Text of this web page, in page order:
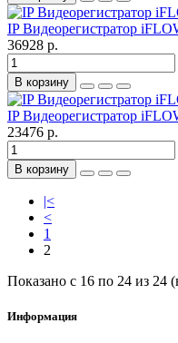
IP Видеорегистратор
36928 р.
В корзину
IP Видеорегистратор
23476 р.
В корзину
|<
<
1
2
Показано с 16 по 24 из 24
Информация